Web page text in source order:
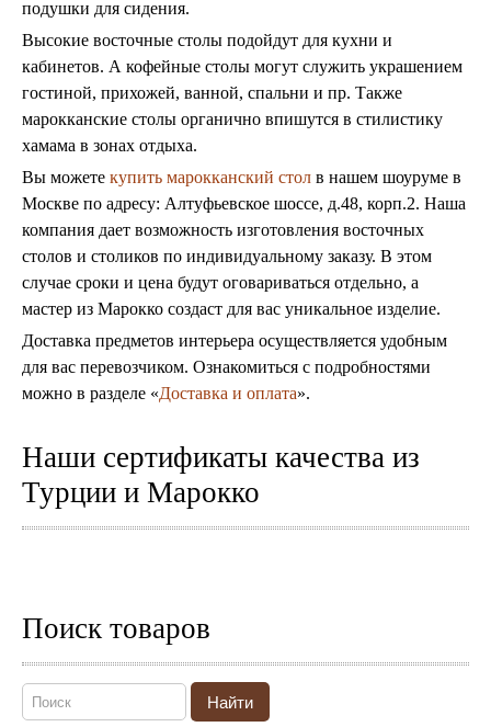
подушки для сидения.
Высокие восточные столы подойдут для кухни и
кабинетов. А кофейные столы могут служить украшением
гостиной, прихожей, ванной, спальни и пр. Также
марокканские столы органично впишутся в стилистику
хамама в зонах отдыха.
Вы можете купить марокканский стол в нашем шоуруме в
Москве по адресу: Алтуфьевское шоссе, д.48, корп.2. Наша
компания дает возможность изготовления восточных
столов и столиков по индивидуальному заказу. В этом
случае сроки и цена будут оговариваться отдельно, а
мастер из Марокко создаст для вас уникальное изделие.
Доставка предметов интерьера осуществляется удобным
для вас перевозчиком. Ознакомиться с подробностями
можно в разделе «Доставка и оплата».
Наши сертификаты качества из
Турции и Марокко
Поиск товаров
Найти